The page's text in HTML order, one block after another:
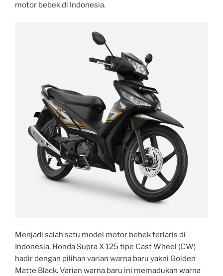
motor bebek di Indonesia.
Menjadi salah satu model motor bebek terlaris di
Indonesia, Honda Supra X 125 tipe Cast Wheel (CW)
hadir dengan pilihan varian warna baru yakni Golden
Matte Black. Varian warna baru ini memadukan warna